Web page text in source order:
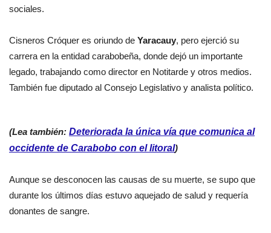
sociales.
Cisneros Cróquer es oriundo de Yaracauy, pero ejerció su
carrera en la entidad carabobeña, donde dejó un importante
legado, trabajando como director en Notitarde y otros medios.
También fue diputado al Consejo Legislativo y analista político.
(Lea también: Deteriorada la única vía que comunica al
occidente de Carabobo con el litoral)
Aunque se desconocen las causas de su muerte, se supo que
durante los últimos días estuvo aquejado de salud y requería
donantes de sangre.